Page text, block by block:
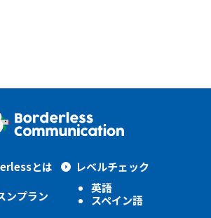
とは
ンプラン
レベルチェック
英語
スペイン語